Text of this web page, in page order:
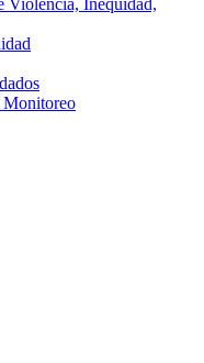
Violencia, Inequidad,